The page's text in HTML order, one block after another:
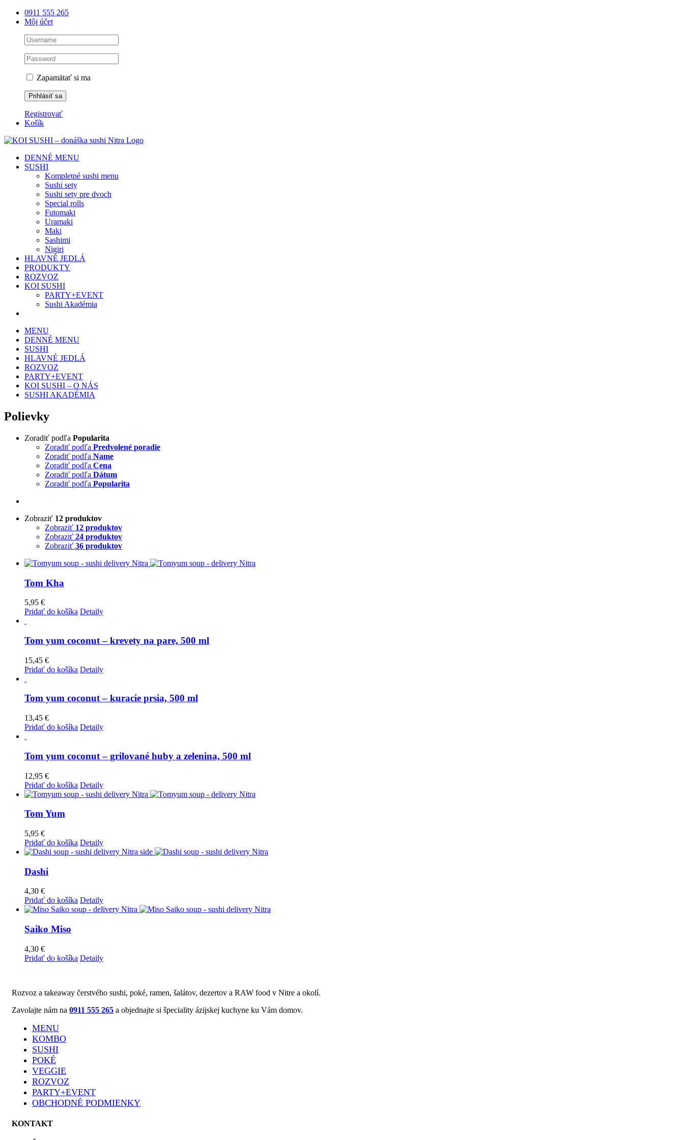
Skip
0911 555 265
Môj účet
Zapamätať si ma
Registrovať
Košík
DENNÉ MENU
SUSHI
Kompletné sushi menu
Sushi sety
Sushi sety pre dvoch
Special rolls
Futomaki
Uramaki
Maki
Sashimi
Nigiri
HLAVNÉ JEDLÁ
PRODUKTY
ROZVOZ
KOI SUSHI
PARTY+EVENT
Sushi Akadémia
MENU
DENNÉ MENU
SUSHI
HLAVNÉ JEDLÁ
ROZVOZ
PARTY+EVENT
KOI SUSHI – O NÁS
SUSHI AKADÉMIA
Polievky
Zoradiť podľa Popularita
Zoradiť podľa Predvolené poradie
Zoradiť podľa Name
Zoradiť podľa Cena
Zoradiť podľa Dátum
Zoradiť podľa Popularita
Zobraziť 12 produktov
Zobraziť 12 produktov
Zobraziť 24 produktov
Zobraziť 36 produktov
Tom Kha
5,95 €
Pridať do košíka Detaily
Tom yum coconut – krevety na pare, 500 ml
15,45 €
Pridať do košíka Detaily
Tom yum coconut – kuracie prsia, 500 ml
13,45 €
Pridať do košíka Detaily
Tom yum coconut – grilované huby a zelenina, 500 ml
12,95 €
Pridať do košíka Detaily
Tom Yum
5,95 €
Pridať do košíka Detaily
Dashi
4,30 €
Pridať do košíka Detaily
Saiko Miso
4,30 €
Pridať do košíka Detaily
Rozvoz a takeaway čerstvého sushi, poké, ramen, šalátov, dezertov a RAW food v Nitre a okolí.
Zavolajte nám na 0911 555 265 a objednajte si špeciality ázijskej kuchyne ku Vám domov.
MENU
KOMBO
SUSHI
POKÉ
VEGGIE
ROZVOZ
PARTY+EVENT
OBCHODNÉ PODMIENKY
KONTAKT